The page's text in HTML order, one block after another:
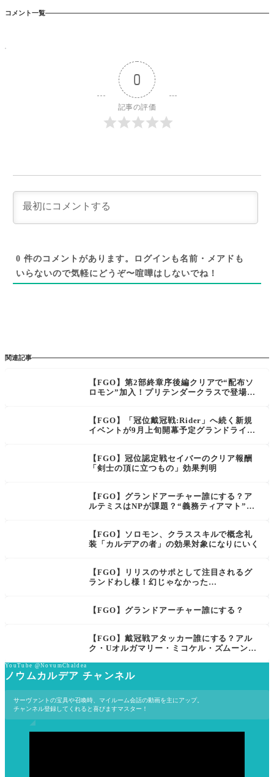
コメント一覧
0
記事の評価
0 件のコメントがあります。ログインも名前・メアドも
いらないので気軽にどうぞ〜喧嘩はしないでね！
関連記事
【FGO】第2部終章序後編クリアで“配布ソ
ロモン”加入！プリテンダークラスで登場、
【FGO】「冠位戴冠戦:Rider」へ続く新規
イベントが9月上旬開幕予定グランドライダ
【FGO】冠位認定戦セイバーのクリア報酬
「剣士の頂に立つもの」効果判明
【FGO】グランドアーチャー誰にする？ア
ルテミスはNPが課題？“義務ティアマト”採
【FGO】ソロモン、クラススキルで概念礼
装「カルデアの者」の効果対象になりにいく
【FGO】リリスのサポとして注目されるグ
ランドわし様！幻じゃなかった…
【FGO】グランドアーチャー誰にする？
【FGO】戴冠戦アタッカー誰にする？アル
ク・Uオルガマリー・ミコケル・ズムーンら
YouTube @NovumChaldea
ノウムカルデア チャンネル
サーヴァントの宝具や召喚時、マイルーム会話の動画を主にアップ。
チャンネル登録してくれると喜びますマスター！